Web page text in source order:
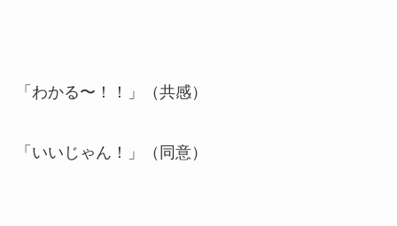
「わかる〜！！」（共感）
「いいじゃん！」（同意）